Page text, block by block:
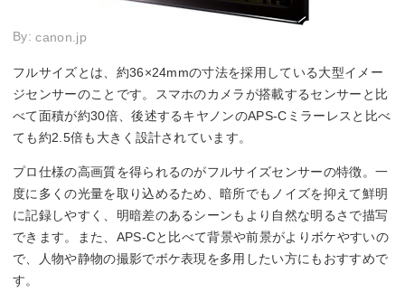
By:canon.jp
フルサイズとは、約36×24mmの寸法を採用している大型イメー
ジセンサーのことです。スマホのカメラが搭載するセンサーと比
べて面積が約30倍、後述するキヤノンのAPS-Cミラーレスと比べ
ても約2.5倍も大きく設計されています。
プロ仕様の高画質を得られるのがフルサイズセンサーの特徴。一
度に多くの光量を取り込めるため、暗所でもノイズを抑えて鮮明
に記録しやすく、明暗差のあるシーンもより自然な明るさで描写
できます。また、APS-Cと比べて背景や前景がよりボケやすいの
で、人物や静物の撮影でボケ表現を多用したい方にもおすすめで
す。